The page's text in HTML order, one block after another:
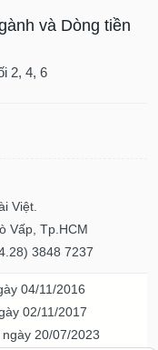
và Dòng tiền
2, 4, 6
Việt.
Vấp, Tp.HCM
3848 7237
04/11/2016
02/11/2017
20/07/2023